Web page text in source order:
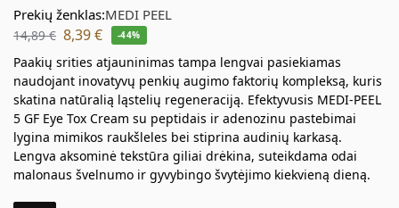
Prekių ženklas:MEDI PEEL
14,89€ 8,39€ -44%
Paakių srities atjauninimas tampa lengvai pasiekiamas
naudojant inovatyvų penkių augimo faktorių kompleksą, kuris
skatina natūralią ląstelių regeneraciją. Efektyvusis MEDI-PEEL
5 GF Eye Tox Cream su peptidais ir adenozinu pastebimai
lygina mimikos raukšleles bei stiprina audinių karkasą.
Lengva aksominė tekstūra giliai drėkina, suteikdama odai
malonaus švelnumo ir gyvybingo švytėjimo kiekvieną dieną.